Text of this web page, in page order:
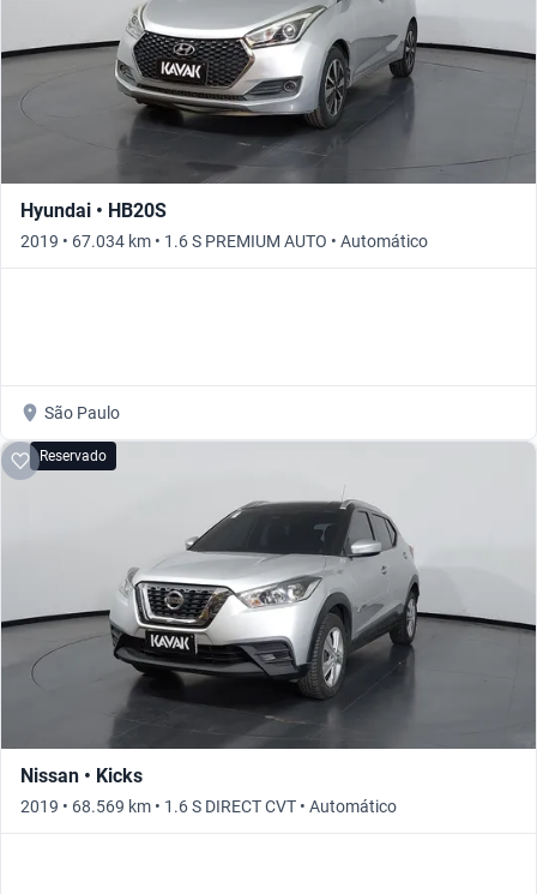
Hyundai • HB20S
2019 • 67.034 km • 1.6 S PREMIUM AUTO • Automático
São Paulo
Reservado
Nissan • Kicks
2019 • 68.569 km • 1.6 S DIRECT CVT • Automático